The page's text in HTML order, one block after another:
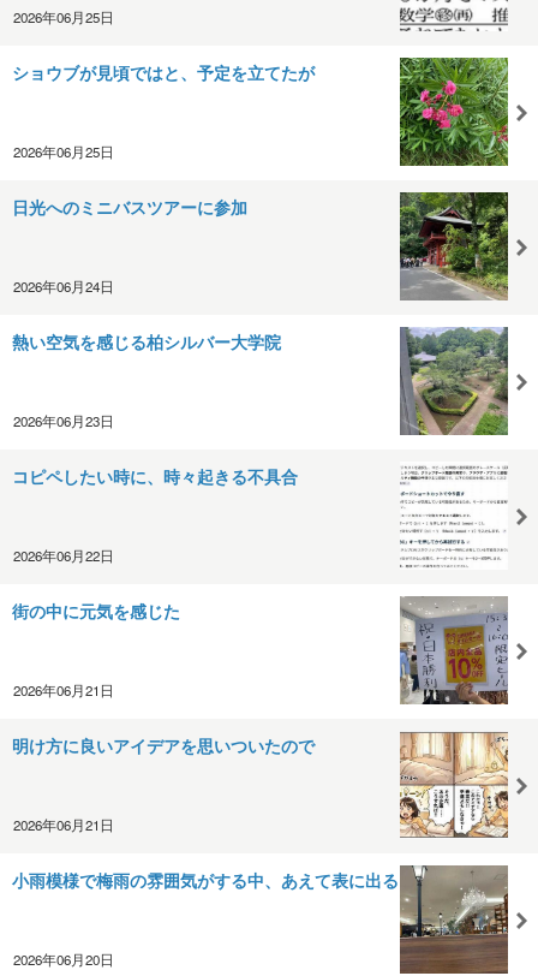
2026年06月25日
ショウブが見頃ではと、予定を立てたが
2026年06月25日
日光へのミニバスツアーに参加
2026年06月24日
熱い空気を感じる柏シルバー大学院
2026年06月23日
コピペしたい時に、時々起きる不具合
2026年06月22日
街の中に元気を感じた
2026年06月21日
明け方に良いアイデアを思いついたので
2026年06月21日
小雨模様で梅雨の雰囲気がする中、あえて表に出る
2026年06月20日